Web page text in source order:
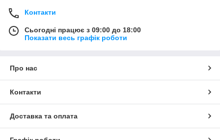
Контакти
Сьогодні працює з 09:00 до 18:00
Показати весь графік роботи
Про нас
Контакти
Доставка та оплата